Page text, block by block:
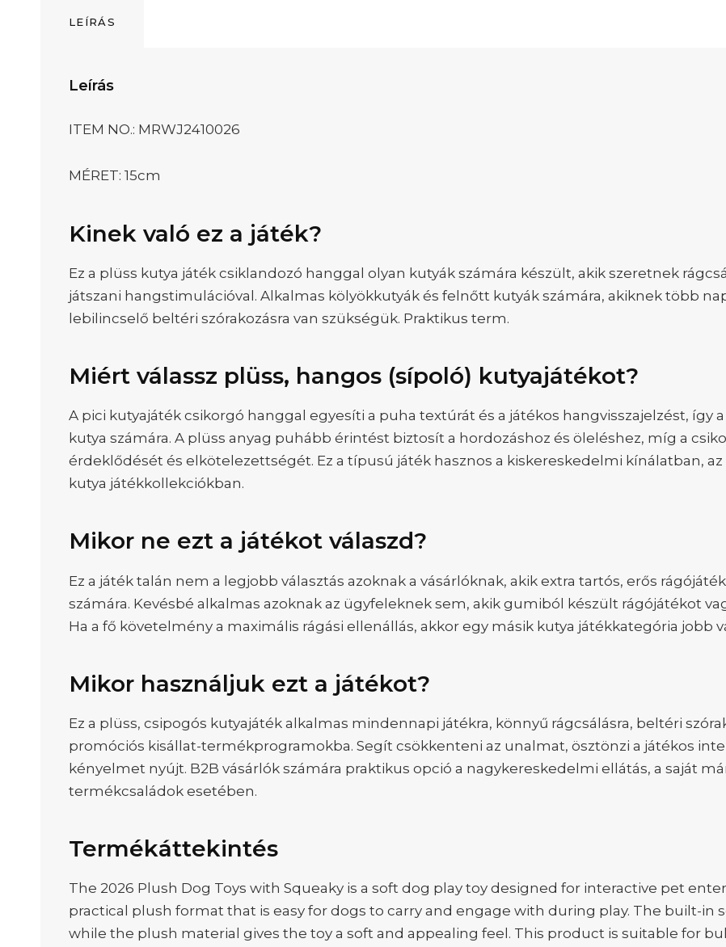
LEÍRÁS
Leírás
ITEM NO.: MRWJ2410026
MÉRET: 15cm
Kinek való ez a játék?
Ez a plüss kutya játék csiklandozó hanggal olyan kutyák számára készült, akik szeretnek
játszani hangstimulációval. Alkalmas kölyökkutyák és felnőtt kutyák számára, akiknek több
lebilincselő beltéri szórakozásra van szükségük. Praktikus term.
Miért válassz plüss, hangos (sípoló) kutyajátékot?
A pici kutyajáték csikorgó hanggal egyesíti a puha textúrát és a játékos hangvisszajelzést, így
kutya számára. A plüss anyag puhább érintést biztosít a hordozáshoz és öleléshez, míg a
érdeklődését és elkötelezettségét. Ez a típusú játék hasznos a kiskereskedelmi kínálatban,
kutya játékkollekciókban.
Mikor ne ezt a játékot válaszd?
Ez a játék talán nem a legjobb választás azoknak a vásárlóknak, akik extra tartós, erős
számára. Kevésbé alkalmas azoknak az ügyfeleknek sem, akik gumiból készült rágójátékot
Ha a fő követelmény a maximális rágási ellenállás, akkor egy másik kutya játékkategória jobb
Mikor használjuk ezt a játékot?
Ez a plüss, csipogós kutyajáték alkalmas mindennapi játékra, könnyű rágcsálásra, beltéri
promóciós kisállat-termékprogramokba. Segít csökkenteni az unalmat, ösztönzi a játékos
kényelmet nyújt. B2B vásárlók számára praktikus opció a nagykereskedelmi ellátás, a saját
termékcsaládok esetében.
Termékáttekintés
The 2026 Plush Dog Toys with Squeaky is a soft dog play toy designed for interactive pet
practical plush format that is easy for dogs to carry and engage with during play. The built-in
while the plush material gives the toy a soft and appealing feel. This product is suitable for